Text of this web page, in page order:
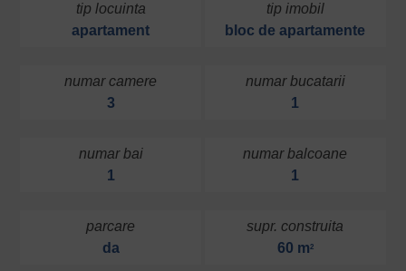
tip locuinta
apartament
tip imobil
bloc de apartamente
numar camere
3
numar bucatarii
1
numar bai
1
numar balcoane
1
parcare
da
supr. construita
60 m2